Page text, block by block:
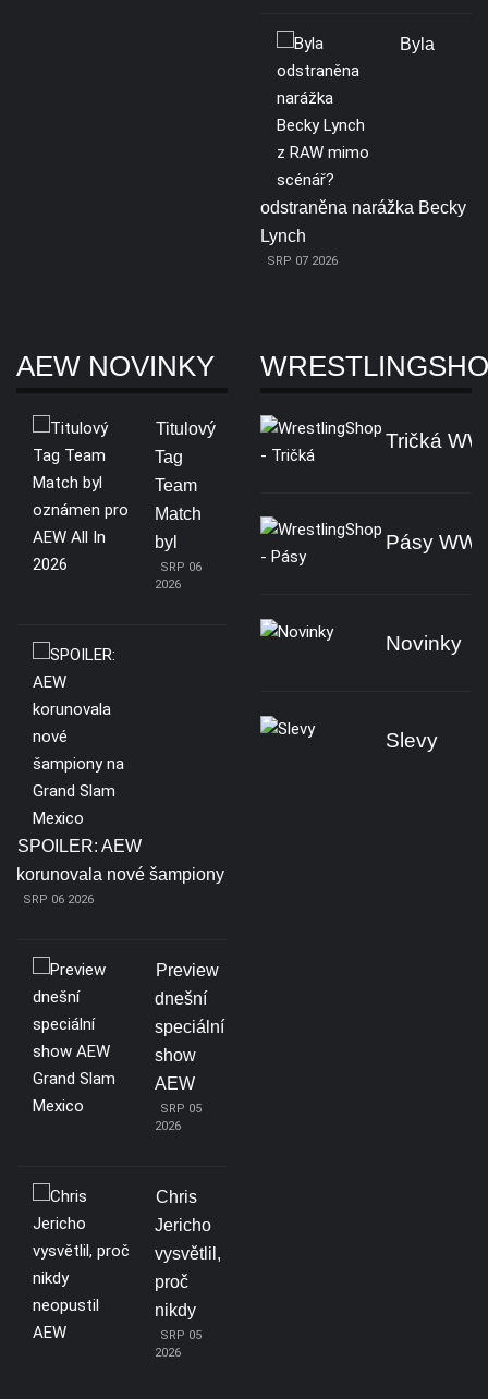
Byla
odstraněna narážka Becky
Lynch
SRP 07 2026
AEW NOVINKY
Titulový
Tag
Team
Match
byl
SRP 06
2026
SPOILER: AEW
korunovala nové šampiony
SRP 06 2026
Preview
dnešní
speciální
show
AEW
SRP 05
2026
Chris
Jericho
vysvětlil,
proč
nikdy
SRP 05
2026
Tričká
Pásy
Novinky
Slevy